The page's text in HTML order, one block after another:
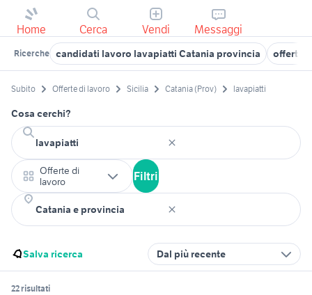
Home Cerca Vendi Messaggi
Ricerche candidati lavoro lavapiatti Catania provincia offerte
Subito Offerte di lavoro Sicilia Catania (Prov) lavapiatti
Cosa cerchi?
Offerte di
lavoro
Filtri
Salva ricerca Dal più recente
22 risultati